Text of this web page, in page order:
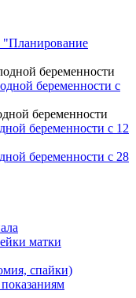
"Планирование
беременности
беременности с
беременности
беременности с 12
беременности с 28
матки
спайки)